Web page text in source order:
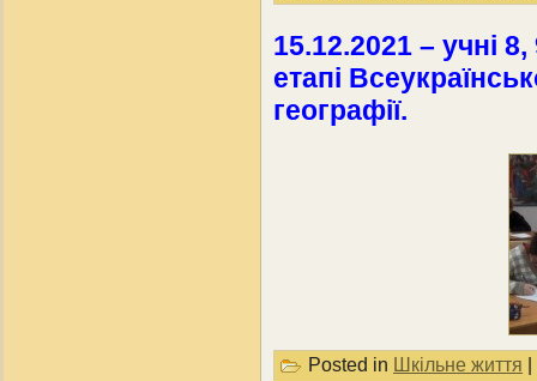
15.12.2021 – учні 8,
етапі
географії.
Posted in Шкільне життя |